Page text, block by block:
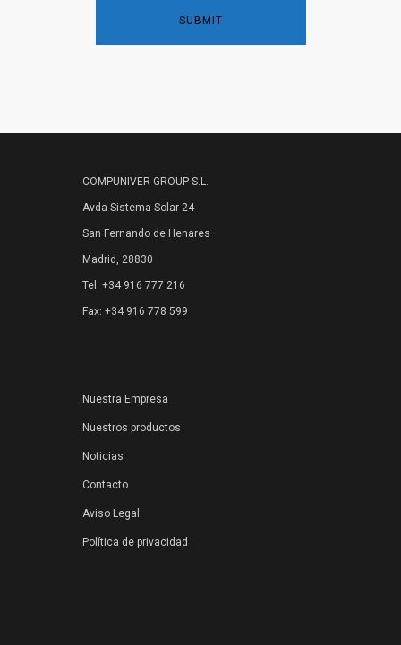
COMPUNIVER GROUP S.L.
Avda Sistema Solar 24
San Fernando de Henares
Madrid, 28830
Tel: +34 916 777 216
Fax: +34 916 778 599
Nuestra Empresa
Nuestros productos
Noticias
Contacto
Aviso Legal
Política de privacidad